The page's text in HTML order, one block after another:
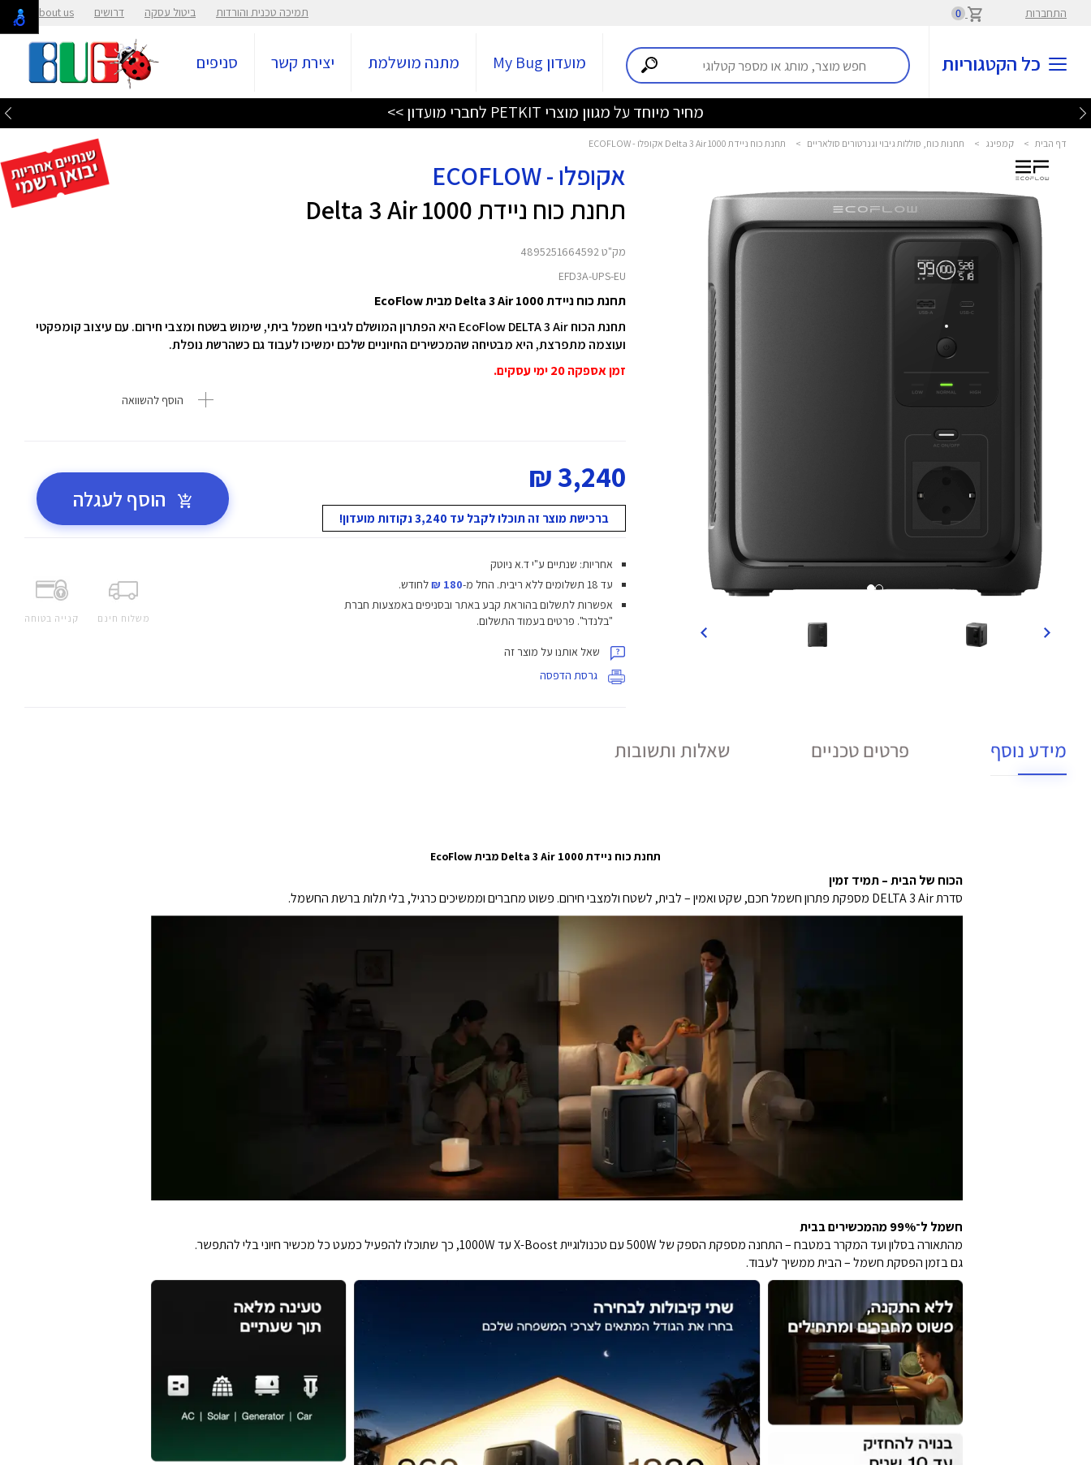
התחברות 0 תמיכה טכנית והורדות ביטול עסקה דרושים About us
כל הקטגוריות מועדון My Bug מתנה מושלמת יצירת קשר סניפים
מחיר מיוחד על מגוון מוצרי PETKIT לחברי מועדון >>
דף הבית > קמפינג > תחנות כוח, סוללות גיבוי וגנרטורים סולאריים > תחנת כוח ניידת Delta 3 Air 1000 אקופלו - ECOFLOW
אקופלו - ECOFLOW
תחנת כוח ניידת Delta 3 Air 1000
מק"ט 4895251664592
EFD3A-UPS-EU
תחנת כוח ניידת Delta 3 Air 1000 מבית EcoFlow
תחנת הכוח EcoFlow DELTA 3 Air היא הפתרון המושלם לגיבוי חשמל ביתי, שימוש בשטח ומצבי חירום. עם עיצוב קומפקטי
ועוצמה מתפרצת, היא מבטיחה שהמכשירים החיוניים שלכם ימשיכו לעבוד גם כשהרשת נופלת.
זמן אספקה 20 ימי עסקים.
הוסף להשוואה
3,240 ₪
ברכישת מוצר זה תוכלו לקבל עד 3,240 נקודות מועדון!
הוסף לעגלה
משלוח חינם קנייה בטוחה
אחריות: שנתיים ע"י ד.א ניוטק
עד 18 תשלומים ללא ריבית.
החל מ-180 ₪
לחודש.
אפשרות לתשלום בהוראת קבע באתר ובסניפים באמצעות חברת
"בלנדר". פרטים בעמוד התשלום.
שאל אותנו על מוצר זה
גרסת הדפסה
מידע נוסף פרטים טכניים שאלות ותשובות
תחנת כוח ניידת Delta 3 Air 1000 מבית EcoFlow
הכוח של הבית – תמיד זמין
סדרת DELTA 3 Air מספקת פתרון חשמל חכם, שקט ואמין – לבית, לשטח ולמצבי חירום. פשוט מחברים וממשיכים כרגיל, בלי תלות ברשת החשמל.
חשמל ל־99% מהמכשירים בבית
מהתאורה בסלון ועד המקרר במטבח – התחנה מספקת הספק של 500W עם טכנולוגיית X-Boost עד 1000W, כך שתוכלו להפעיל כמעט כל מכשיר חיוני בלי להתפשר.
גם בזמן הפסקת חשמל – הבית ממשיך לעבוד.